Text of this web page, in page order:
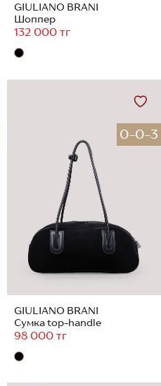
GIULIANO BRANI
Шоппер
132 000 тг
0-0-3
GIULIANO BRANI
Сумка top-handle
98 000 тг